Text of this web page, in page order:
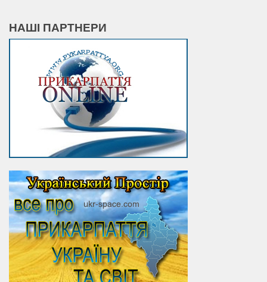
НАШІ ПАРТНЕРИ